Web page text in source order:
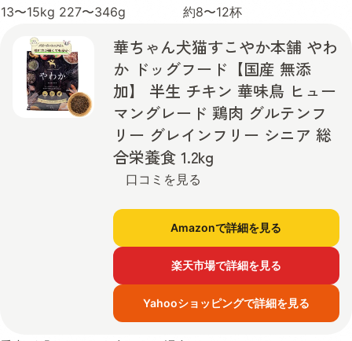
13〜15kg 227〜346g 約8〜12杯
華ちゃん犬猫すこやか本舗 やわ
か ドッグフード【国産 無添
加】 半生 チキン 華味鳥 ヒュー
マングレード 鶏肉 グルテンフ
リー グレインフリー シニア 総
合栄養食 1.2kg
口コミを見る
Amazonで詳細を見る
楽天市場で詳細を見る
Yahooショッピングで詳細を見る